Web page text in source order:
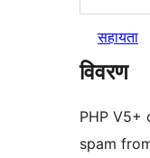
सहायता
विवरण
PHP V5+
spam